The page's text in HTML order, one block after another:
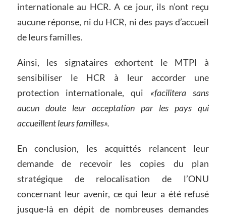
internationale au HCR. A ce jour, ils n’ont reçu
aucune réponse, ni du HCR, ni des pays d’accueil
de leurs familles.
Ainsi, les signataires exhortent le MTPI à
sensibiliser le HCR à leur accorder une
protection internationale, qui «facilitera sans
aucun doute leur acceptation par les pays qui
accueillent leurs familles».
En conclusion, les acquittés relancent leur
demande de recevoir les copies du plan
stratégique de relocalisation de l’ONU
concernant leur avenir, ce qui leur a été refusé
jusque-là en dépit de nombreuses demandes